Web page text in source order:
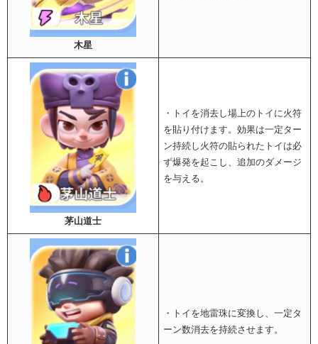
木星
茅山道士
・トイを消去し場上のトイに火符
を貼り付けます。効果は一定ター
ン持続し火符の貼られたトイは必
ず爆発を起こし、追加のダメージ
を与える。
・トイを地雷珠に変換し、一定タ
ーン数消去を持続させます。